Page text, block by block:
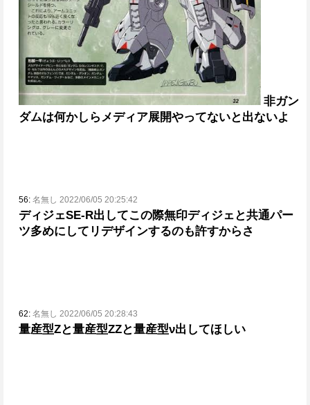
非ガン
ダムは何かしらメディア展開やってないと出ないよ
56: 名無し 2022/06/05 20:25:42
ディジェSE-R出してこの際無印ディジェと共通パー
ツ多めにしてリデザインするのも許すからさ
62: 名無し 2022/06/05 20:28:43
量産型Zと量産型ZZと量産型ν出してほしい